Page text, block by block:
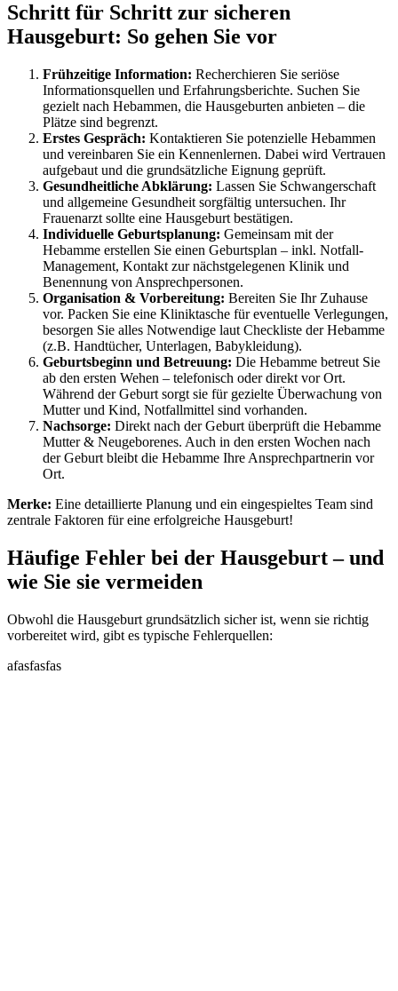
Schritt für Schritt zur sicheren
Hausgeburt: So gehen Sie vor
Frühzeitige Information: Recherchieren Sie seriöse
Informationsquellen und Erfahrungsberichte. Suchen Sie
gezielt nach Hebammen, die Hausgeburten anbieten – die
Plätze sind begrenzt.
Erstes Gespräch: Kontaktieren Sie potenzielle Hebammen
und vereinbaren Sie ein Kennenlernen. Dabei wird Vertrauen
aufgebaut und die grundsätzliche Eignung geprüft.
Gesundheitliche Abklärung: Lassen Sie Schwangerschaft
und allgemeine Gesundheit sorgfältig untersuchen. Ihr
Frauenarzt sollte eine Hausgeburt bestätigen.
Individuelle Geburtsplanung: Gemeinsam mit der
Hebamme erstellen Sie einen Geburtsplan – inkl. Notfall-
Management, Kontakt zur nächstgelegenen Klinik und
Benennung von Ansprechpersonen.
Organisation & Vorbereitung: Bereiten Sie Ihr Zuhause
vor. Packen Sie eine Kliniktasche für eventuelle Verlegungen,
besorgen Sie alles Notwendige laut Checkliste der Hebamme
(z.B. Handtücher, Unterlagen, Babykleidung).
Geburtsbeginn und Betreuung: Die Hebamme betreut Sie
ab den ersten Wehen – telefonisch oder direkt vor Ort.
Während der Geburt sorgt sie für gezielte Überwachung von
Mutter und Kind, Notfallmittel sind vorhanden.
Nachsorge: Direkt nach der Geburt überprüft die Hebamme
Mutter & Neugeborenes. Auch in den ersten Wochen nach
der Geburt bleibt die Hebamme Ihre Ansprechpartnerin vor
Ort.
Merke: Eine detaillierte Planung und ein eingespieltes Team sind
zentrale Faktoren für eine erfolgreiche Hausgeburt!
Häufige Fehler bei der Hausgeburt – und
wie Sie sie vermeiden
Obwohl die Hausgeburt grundsätzlich sicher ist, wenn sie richtig
vorbereitet wird, gibt es typische Fehlerquellen:
afasfasfas